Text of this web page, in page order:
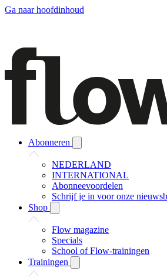
Ga naar hoofdinhoud
Abonneren
NEDERLAND
INTERNATIONAL
Abonneevoordelen
Schrijf je in voor onze
Shop
Flow magazine
Specials
School of Flow-trainingen
Trainingen